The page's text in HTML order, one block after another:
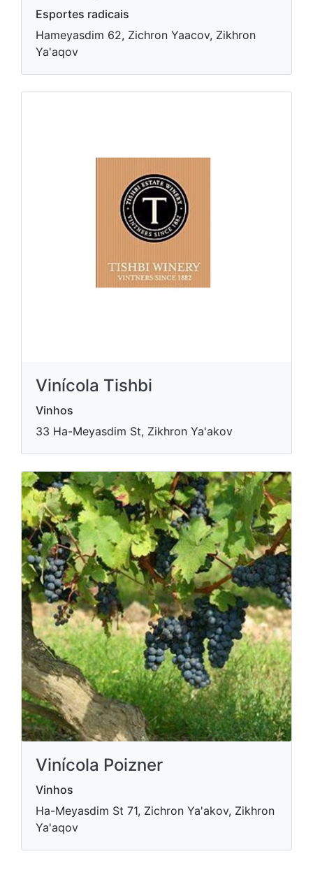
Esportes radicais
Hameyasdim 62, Zichron Yaacov, Zikhron
Ya'aqov
Vinícola Tishbi
Vinhos
33 Ha-Meyasdim St, Zikhron Ya'akov
Vinícola Poizner
Vinhos
Ha-Meyasdim St 71, Zichron Ya'akov, Zikhron
Ya'aqov